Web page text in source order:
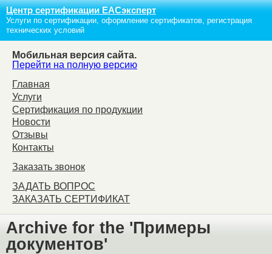
Центр сертификации ЕАСэксперт
Услуги по сертификации, оформление сертификатов, регистрация
технических условий
Мобильная версия сайта.
Перейти на полную версию
Главная
Услуги
Сертификация по продукции
Новости
Отзывы
Контакты
Заказать звонок
ЗАДАТЬ ВОПРОС
ЗАКАЗАТЬ СЕРТИФИКАТ
Archive for the 'Примеры
документов'